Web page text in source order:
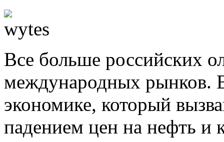
Все больше российских
международных рынков. В
экономике, который
падением цен на нефть и